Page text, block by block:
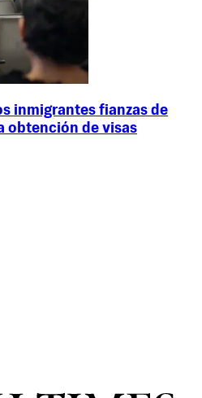
inmigrantes fianzas de
obtención de visas